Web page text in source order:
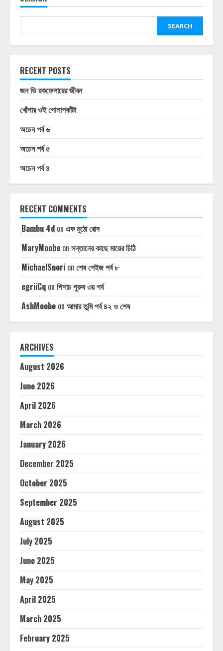
SEARCH
RECENT POSTS
জন ডি রকফেলারের জীবন
খোঁপার ওই গোলাপকাঁটা
অচেন পর্ব ৬
অচেন পর্ব ৫
অচেন পর্ব ৪
RECENT COMMENTS
Bambu 4d on এক মুঠো রোদ
MaryMoobe on সন্তানের কাছে মায়ের চিঠি
MichaelSnori on শেষ পেইজ পর্ব ৮
egriiCq on পিশাচ পুরুষ ৩য় পর্ব
AshMoobe on আমার তুমি পর্ব ৪২ ও শেষ
ARCHIVES
August 2026
June 2026
April 2026
March 2026
January 2026
December 2025
October 2025
September 2025
August 2025
July 2025
June 2025
May 2025
April 2025
March 2025
February 2025